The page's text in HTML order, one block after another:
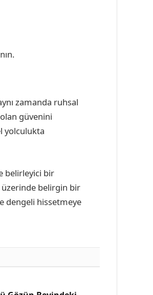
zamanda ruhsal
güvenini
yolculukta
belirleyici bir
üzerinde belirgin bir
dengeli hissetmeye